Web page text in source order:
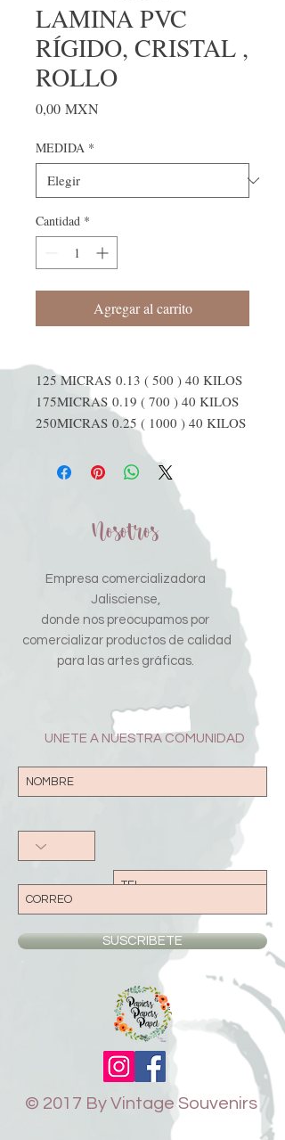
LAMINA PVC
RÍGIDO, CRISTAL ,
ROLLO
0,00 MXN
MEDIDA *
Cantidad *
Agregar al carrito
125 MICRAS 0.13 ( 500 ) 40 KILOS
175MICRAS 0.19 ( 700 ) 40 KILOS
250MICRAS 0.25 ( 1000 ) 40 KILOS
Nosotros
Empresa comercializadora
Jalisciense,
donde nos preocupamos por
comercializar productos de calidad
para las artes gráficas.
UNETE A NUESTRA COMUNIDAD
SUSCRIBETE
© 2017 By Vintage Souvenirs